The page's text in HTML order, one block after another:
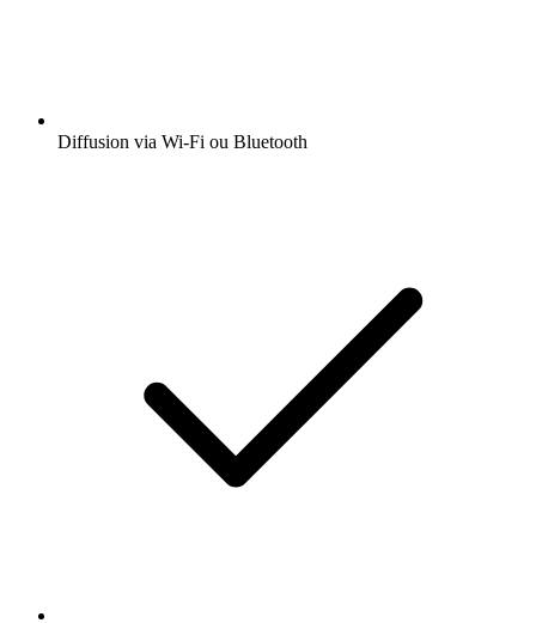
Diffusion via Wi-Fi ou Bluetooth